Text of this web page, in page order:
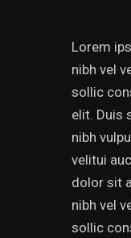
Lorem
nibh vel
sollic
elit. Duis
nibh
velitui
dolor sit
nibh vel
sollic